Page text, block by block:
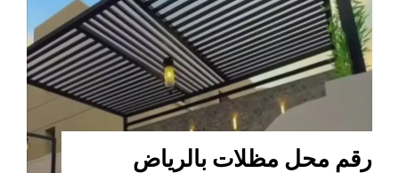
رقم محل مظلات بالرياض